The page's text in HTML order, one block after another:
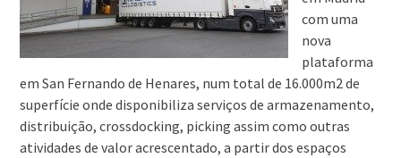
com uma
nova
plataforma
em San Fernando de Henares, num total de 16.000m2 de
superfície onde disponibiliza serviços de armazenamento,
distribuição, crossdocking, picking assim como outras
atividades de valor acrescentado, a partir dos espaços